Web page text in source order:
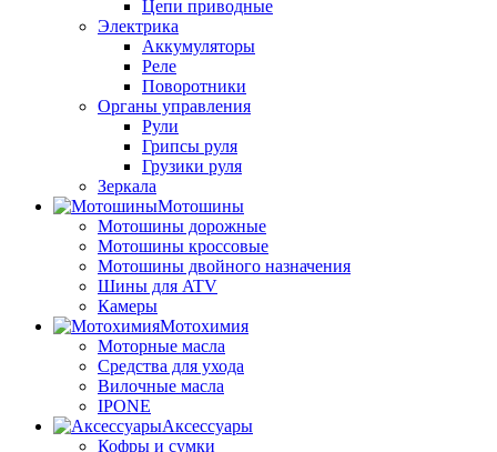
Цепи приводные
Электрика
Аккумуляторы
Реле
Поворотники
Органы управления
Рули
Грипсы руля
Грузики руля
Зеркала
Мотошины
Мотошины дорожные
Мотошины кроссовые
Мотошины двойного назначения
Шины для ATV
Камеры
Мотохимия
Моторные масла
Средства для ухода
Вилочные масла
IPONE
Аксессуары
Кофры и сумки